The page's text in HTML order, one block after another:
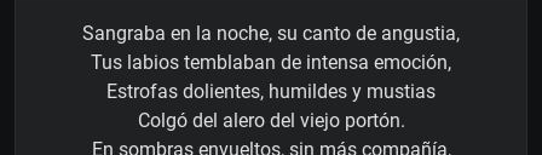
Sangraba en la noche, su canto de angustia,
Tus labios temblaban de intensa emoción,
Estrofas dolientes, humildes y mustias
Colgó del alero del viejo portón.
En sombras envueltos, sin más compañía,